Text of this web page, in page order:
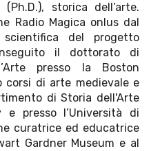
(Ph.D.), storica dell’arte.
Radio Magica onlus dal
del progetto
il dottorato di
presso la Boston
corsi di arte medievale e
di Storia dell'Arte
e presso l’Università di
curatrice ed educatrice
Gardner Museum e al